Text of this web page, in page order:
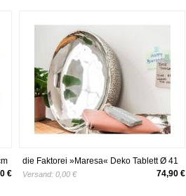
€
die Faktorei »Maresa« Deko Tablett Ø 41
cm
Versand: 0,00 € 74,90 €